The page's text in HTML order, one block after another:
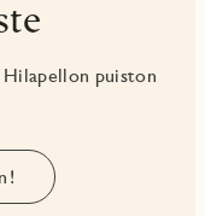
Hilapellon puiston